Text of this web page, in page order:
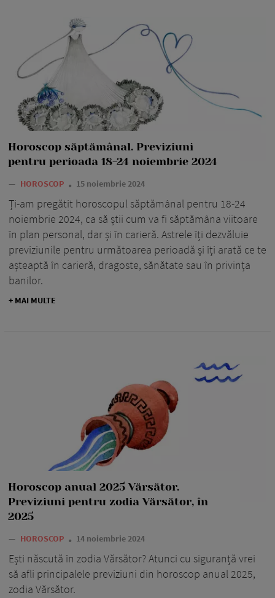
Horoscop săptămânal. Previziuni
pentru perioada 18-24 noiembrie 2024
— HOROSCOP 15 noiembrie 2024
Ți-am pregătit horoscopul săptămânal pentru 18-24
noiembrie 2024, ca să știi cum va fi săptămâna viitoare
în plan personal, dar și în carieră. Astrele îți dezvăluie
previziunile pentru următoarea perioadă și îți arată ce te
așteaptă în carieră, dragoste, sănătate sau în privința
banilor.
+ MAI MULTE
Horoscop anual 2025 Vărsător.
Previziuni pentru zodia Vărsător, în
2025
— HOROSCOP 14 noiembrie 2024
Ești născută în zodia Vărsător? Atunci cu siguranță vrei
să afli principalele previziuni din horoscop anual 2025,
zodia Vărsător.